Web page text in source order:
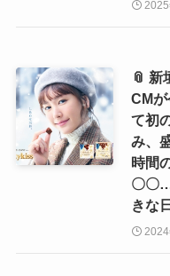
2025
📎 新
CM
て初
み、
時間
〇〇
きな